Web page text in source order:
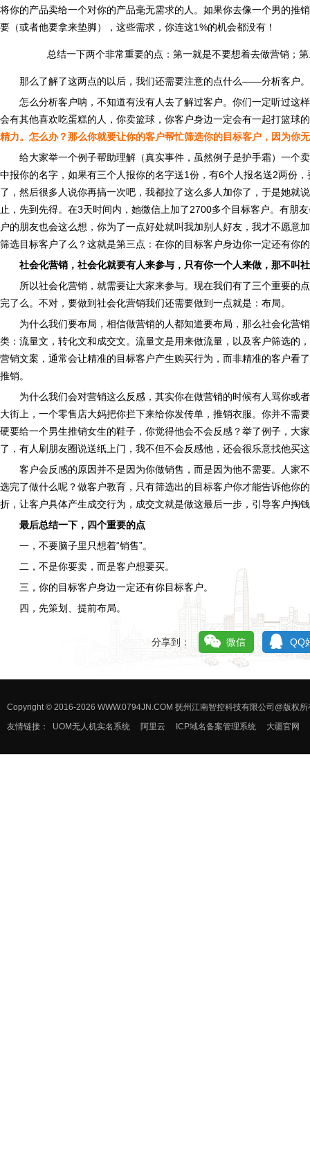
将你的产品卖给一个对你的产品毫无需求的人。如果你去像一个男的推
要（或者他要拿来垫脚），这些需求，你连这1%的机会都没有！
总结一下两个非常重要的点：第一就是不要想着去做营销；
那么了解了这两点的以后，我们还需要注意的点什么——分析客户。
怎么分析客户呐，不知道有没有人去了解过客户。你们一定听过这
会有其他喜欢吃蛋糕的人，你卖篮球，你客户身边一定会有一起打篮球
精力。怎么办？那么你就要让你的客户帮忙筛选你的目标客户，因为你
给大家举一个例子帮助理解（真实事件，虽然例子是护手霜）一个
中报你的名字，如果有三个人报你的名字送1份，有6个人报名送2两份
了，然后很多人说你再搞一次吧，我都拉了这么多人加你了，于是她
止，先到先得。在3天时间内，她微信上加了2700多个目标客户。有朋
户的朋友也会这么想，你为了一点好处就叫我加别人好友，我才不愿
筛选目标客户了么？这就是第三点：在你的目标客户身边你一定还有你
社会化营销，社会化就要有人来参与，只有你一个人来做，那不叫
所以社会化营销，就需要让大家来参与。现在我们有了三个重要的
完了么。不对，要做到社会化营销我们还需要做到一点就是：布局。
为什么我们要布局，相信做营销的人都知道要布局，那么社会化营
类：流量文，转化文和成交文。流量文是用来做流量，以及客户筛选的
营销文案，通常会让精准的目标客户产生购买行为，而非精准的客户看
推销。
为什么我们会对营销这么反感，其实你在做营销的时候有人骂你或
大街上，一个零售店大妈把你拦下来给你发传单，推销衣服。你并不需
硬要给一个男生推销女生的鞋子，你觉得他会不会反感？举了例子，大
了，有人刷朋友圈说送纸上门，我不但不会反感他，还会很乐意找他买
客户会反感的原因并不是因为你做销售，而是因为他不需要。人家
选完了做什么呢？做客户教育，只有筛选出的目标客户你才能告诉他你
折，让客户具体产生成交行为，成交文就是做这最后一步，引导客户掏
最后总结一下，四个重要的点
一，不要脑子里只想着“销售”。
二，不是你要卖，而是客户想要买。
三，你的目标客户身边一定还有你目标客户。
四，先策划、提前布局。
分享到： 微信 QQ
Copyright © 2016-2026 WWW.0794JN.COM 抚州江南智控科技有限公司@版权所
友情链接：
UOM无人机实名系统 阿里云 ICP域名备案管理系统 大疆官网